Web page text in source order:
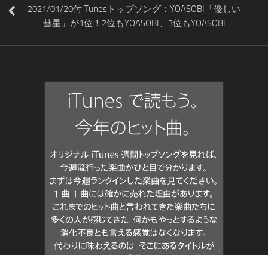
2021/01/20付iTunesトップソング：YOASOBI「優しい
彗星」が1位！2位もYOASOBI、3位もYOASOBI